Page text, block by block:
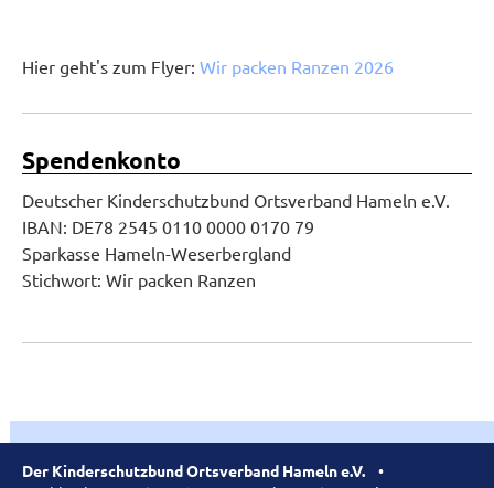
Hier geht's zum Flyer: Wir packen Ranzen 2026
Spendenkonto
Deutscher Kinderschutzbund Ortsverband Hameln e.V.
IBAN: DE78 2545 0110 0000 0170 79
Sparkasse Hameln-Weserbergland
Stichwort: Wir packen Ranzen
Der Kinderschutzbund Ortsverband Hameln e.V. •